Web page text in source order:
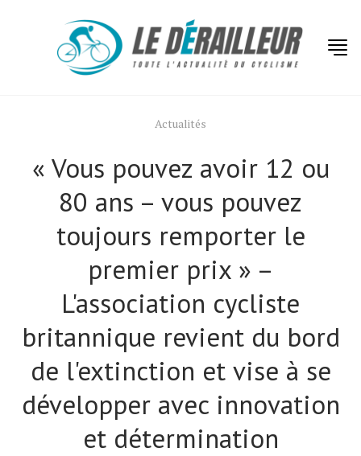
Actualités
« Vous pouvez avoir 12 ou
80 ans – vous pouvez
toujours remporter le
premier prix » –
L'association cycliste
britannique revient du bord
de l'extinction et vise à se
développer avec innovation
et détermination